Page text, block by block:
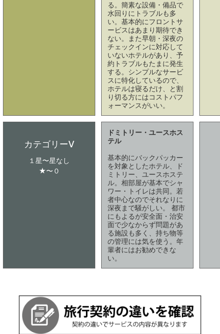
る。簡素な設備・備品で
水回りにトラブルも多
い。基本的にフロントサ
ービスはあまり期待でき
ない。また早朝・深夜の
チェックインに対応して
いないホテルがあり、予
約トラブルもたまに発生
する。シンプルなサービ
スに特化しているので、
ホテルは寝るだけ、と割
り切る方にはコストパフ
ォーマンスがいい。
カテゴリーⅤ
１星〜星なし
★〜０
ドミトリー・ユースホス
テル
基本的にバックパッカー
を対象としたホテル、ド
ミトリー、ユースホステ
ル。相部屋が基本でシャ
ワー・トイレは共同。若
者中心なのでそれなりに
深夜まで騒がしい。 都市
にもよるが安全面・治安
面で少なからず問題があ
る施設も多く、持ち物等
の管理には気を使う。年
輩者にはお勧めできな
い。